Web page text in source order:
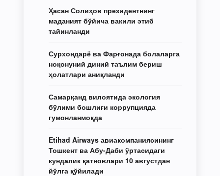
Ҳасан Солиҳов президентнинг
маданият бўйича вакили этиб
тайинланди
Сурхондарё ва Фарғонада болаларга
ноқонуний диний таълим бериш
ҳолатлари аниқланди
Самарқанд вилоятида экология
бўлими бошлиғи коррупцияда
гумонланмоқда
Etihad Airways авиакомпаниясининг
Тошкент ва Абу-Даби ўртасидаги
кундалик қатновлари 10 августдан
йўлга қўйилади